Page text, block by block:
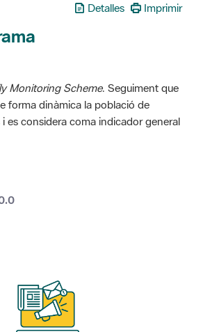
Detalles Imprimir
Monitoring Scheme. Seguiment que
forma dinàmica la població de
es considera coma indicador general
La valoración media es de 0 estrellas de